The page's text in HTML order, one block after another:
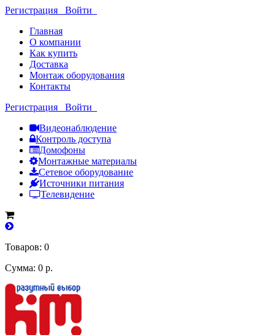
Регистрация Войти
Главная
О компании
Как купить
Доставка
Монтаж оборудования
Контакты
Регистрация Войти
Видеонаблюдение
Контроль доступа
Домофоны
Монтажные материалы
Сетевое оборудование
Источники питания
Телевидение
Товаров: 0
Сумма: 0 р.